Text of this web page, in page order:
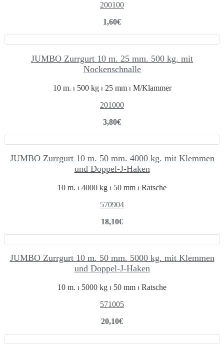
200100
1,60€
JUMBO Zurrgurt 10 m. 25 mm. 500 kg. mit
Nockenschnalle
10 m. ⏐ 500 kg ⏐ 25 mm ⏐ M/Klammer
201000
3,80€
JUMBO Zurrgurt 10 m. 50 mm. 4000 kg. mit Klemmen
und Doppel-J-Haken
10 m. ⏐ 4000 kg ⏐ 50 mm ⏐ Ratsche
570904
18,10€
JUMBO Zurrgurt 10 m. 50 mm. 5000 kg. mit Klemmen
und Doppel-J-Haken
10 m. ⏐ 5000 kg ⏐ 50 mm ⏐ Ratsche
571005
20,10€